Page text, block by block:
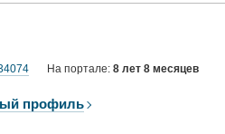
На портале: 8 лет 8 месяцев
профиль